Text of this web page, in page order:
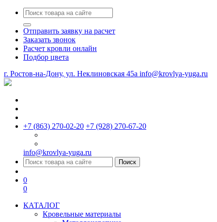
Отправить заявку на расчет
Заказать звонок
Расчет кровли онлайн
Подбор цвета
г. Ростов-на-Дону, ул. Неклиновская 45a info@krovlya-yuga.ru
+7 (863) 270-02-20 +7 (928) 270-67-20
info@krovlya-yuga.ru
Поиск
0
0
КАТАЛОГ
Кровельные материалы